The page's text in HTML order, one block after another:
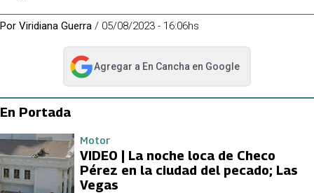
Por Viridiana Guerra / 05/08/2023 - 16:06hs
Agregar a En Cancha en Google
abre en nueva pestaña
En Portada
Motor
VIDEO | La noche loca de Checo
Pérez en la ciudad del pecado; Las
Vegas